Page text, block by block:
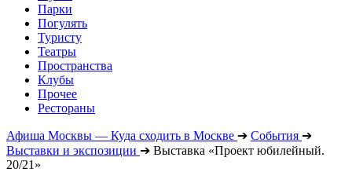
Парки
Погулять
Туристу
Театры
Пространства
Клубы
Прочее
Рестораны
Афиша Москвы — Куда сходить в Москве ➔ События ➔
Выставки и экспозиции ➔ Выставка «Проект юбилейный.
20/21»